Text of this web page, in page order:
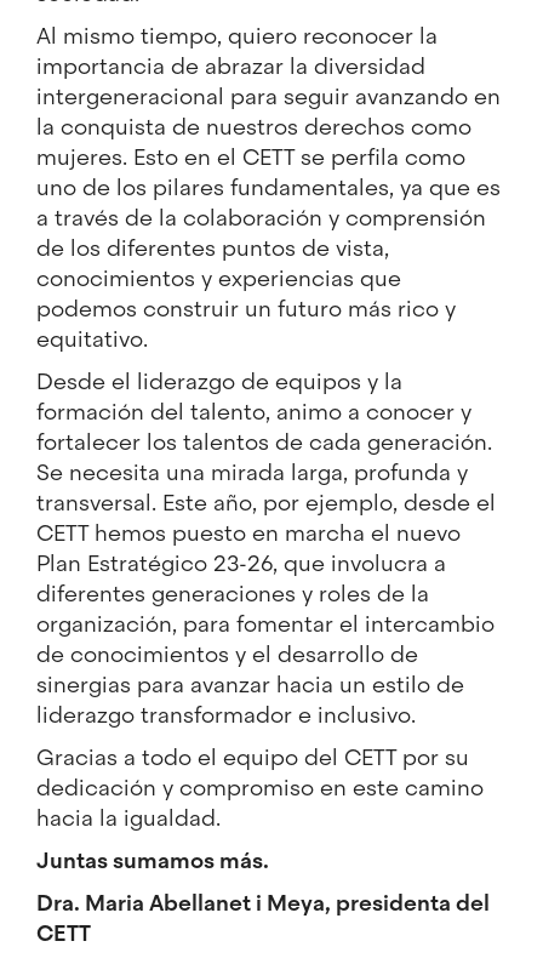
Al mismo tiempo, quiero reconocer la
importancia de abrazar la diversidad
intergeneracional para seguir avanzando en
la conquista de nuestros derechos como
mujeres. Esto en el CETT se perfila como
uno de los pilares fundamentales, ya que es
a través de la colaboración y comprensión
de los diferentes puntos de vista,
conocimientos y experiencias que
podemos construir un futuro más rico y
equitativo.
Desde el liderazgo de equipos y la
formación del talento, animo a conocer y
fortalecer los talentos de cada generación.
Se necesita una mirada larga, profunda y
transversal. Este año, por ejemplo, desde el
CETT hemos puesto en marcha el nuevo
Plan Estratégico 23-26, que involucra a
diferentes generaciones y roles de la
organización, para fomentar el intercambio
de conocimientos y el desarrollo de
sinergias para avanzar hacia un estilo de
liderazgo transformador e inclusivo.
Gracias a todo el equipo del CETT por su
dedicación y compromiso en este camino
hacia la igualdad.
Juntas sumamos más.
Dra. Maria Abellanet i Meya, presidenta del
CETT